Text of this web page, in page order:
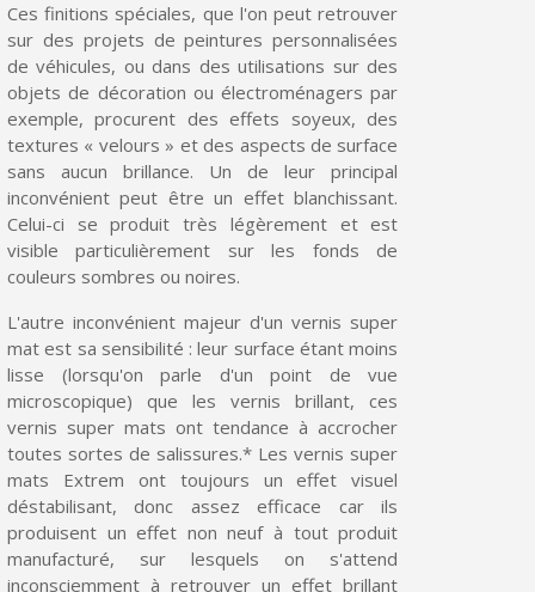
Inscription à la newsletter : 5€ de réduction
Livraison sous 24 h en France Métropolitaine
Livraison offerte en France métropolitaine pour 250€ d'achats
Paiement en 4x sans frais dès 30€ d'achats
Votre devis en ligne en moins d'1 minute
Ces finitions spéciales, que l'on peut retrouver
sur des projets de peintures personnalisées
de véhicules, ou dans des utilisations sur des
objets de décoration ou électroménagers par
exemple, procurent des effets soyeux, des
textures « velours » et des aspects de surface
sans aucun brillance. Un de leur principal
inconvénient peut être un effet blanchissant.
Celui-ci se produit très légèrement et est
visible particulièrement sur les fonds de
couleurs sombres ou noires.
L'autre inconvénient majeur d'un vernis super
mat est sa sensibilité : leur surface étant moins
lisse (lorsqu'on parle d'un point de vue
microscopique) que les vernis brillant, ces
vernis super mats ont tendance à accrocher
toutes sortes de salissures.* Les vernis super
mats Extrem ont toujours un effet visuel
déstabilisant, donc assez efficace car ils
produisent un effet non neuf à tout produit
manufacturé, sur lesquels on s'attend
inconsciemment à retrouver un effet brillant